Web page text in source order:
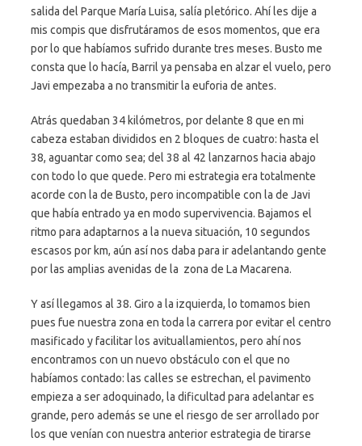
salida del Parque María Luisa, salía pletórico. Ahí les dije a
mis compis que disfrutáramos de esos momentos, que era
por lo que habíamos sufrido durante tres meses. Busto me
consta que lo hacía, Barril ya pensaba en alzar el vuelo, pero
Javi empezaba a no transmitir la euforia de antes.
Atrás quedaban 34 kilómetros, por delante 8 que en mi
cabeza estaban divididos en 2 bloques de cuatro: hasta el
38, aguantar como sea; del 38 al 42 lanzarnos hacia abajo
con todo lo que quede. Pero mi estrategia era totalmente
acorde con la de Busto, pero incompatible con la de Javi
que había entrado ya en modo supervivencia. Bajamos el
ritmo para adaptarnos a la nueva situación, 10 segundos
escasos por km, aún así nos daba para ir adelantando gente
por las amplias avenidas de la zona de La Macarena.
Y así llegamos al 38. Giro a la izquierda, lo tomamos bien
pues fue nuestra zona en toda la carrera por evitar el centro
masificado y facilitar los avituallamientos, pero ahí nos
encontramos con un nuevo obstáculo con el que no
habíamos contado: las calles se estrechan, el pavimento
empieza a ser adoquinado, la dificultad para adelantar es
grande, pero además se une el riesgo de ser arrollado por
los que venían con nuestra anterior estrategia de tirarse